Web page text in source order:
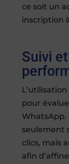
ce soit un
inscription
Suivi
pour
WhatsApp.
seulement
clics, mais
afin